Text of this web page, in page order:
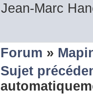
Jean-Marc
Forum »
Sujet